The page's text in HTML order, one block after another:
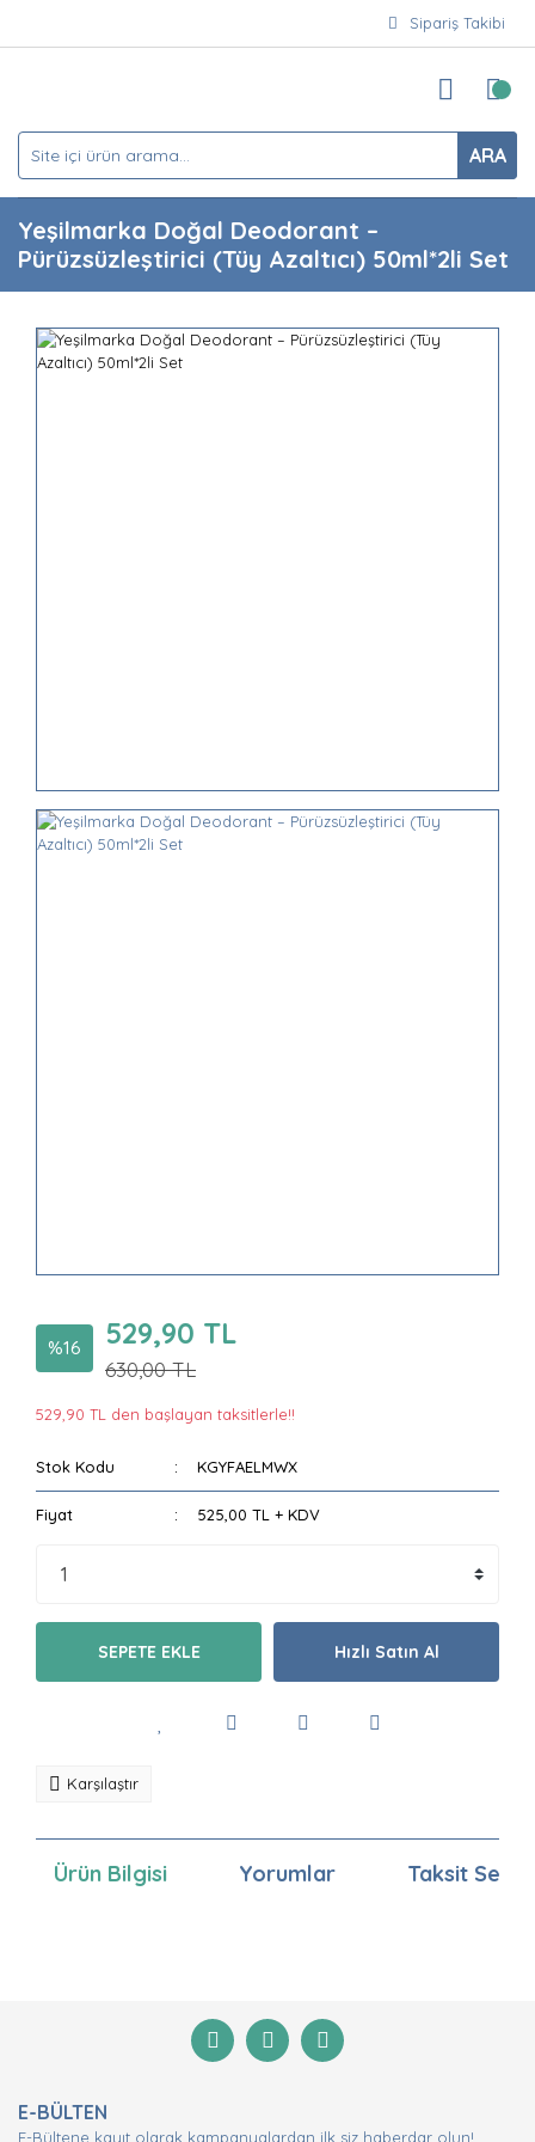
Sipariş Takibi
ARA
Yeşilmarka Doğal Deodorant –
Pürüzsüzleştirici (Tüy Azaltıcı) 50ml*2li Set
%16 529,90 TL
630,00 TL
529,90 TL den başlayan taksitlerle!!
Stok Kodu KGYFAELMWX
Fiyat 525,00 TL + KDV
SEPETE EKLE Hızlı Satın Al
Karşılaştır
Ürün Bilgisi Yorumlar Taksit
Yorum Yaz
Görüş ve önerileriniz için teşekkür ederiz.
Ürün açıklamasında eksik bilgiler bulunuyor.
E-BÜLTEN
E-Bültene kayıt olarak kampanyalardan ilk siz haberdar olun!